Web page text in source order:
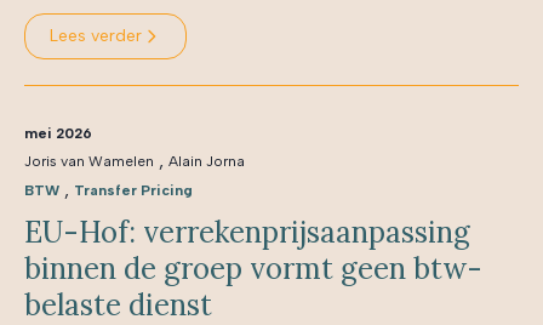
Lees verder
mei 2026
Joris van Wamelen , Alain Jorna
BTW , Transfer Pricing
EU-Hof: verrekenprijsaanpassing
binnen de groep vormt geen btw-
belaste dienst